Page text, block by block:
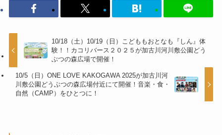
10/18（土）10/19（日）こどももおとなも『しん』体
験！！カコリバース２０２５が加古川河川敷公園どう
ぶつの森広場で開催！
10/5（日）ONE LOVE KAKOGAWA 2025が加古川河
川敷公園どうぶつの森広場付近にて開催！音楽・食・
自然（CAMP）をひとつに！